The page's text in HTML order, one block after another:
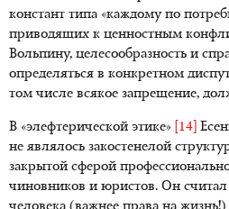
констант типа «каждому по
приводящих к ценностным
Вольпину, целесообразность и
определяться в конкретном
том числе всякое запрещение,
В «элефтерической этике» [14]
не являлось закостенелой
закрытой сферой
чиновников и юристов. Он